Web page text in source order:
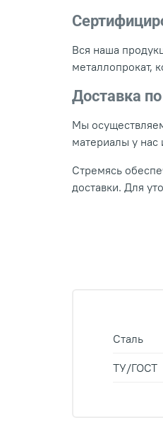
Вся наша
металлопрокат,
Доставка
Мы
материалы у нас
Стремясь
доставки. Для
Сталь
ТУ/ГОСТ